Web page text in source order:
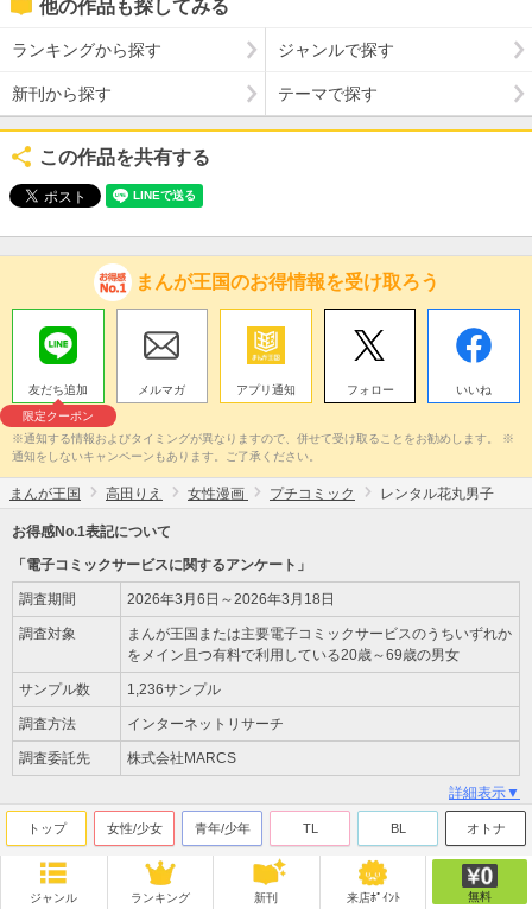
他の作品も探してみる
ランキングから探す ジャンルで探す
新刊から探す テーマで探す
この作品を共有する
まんが王国のお得情報を受け取ろう
友だち追加
限定クーポン
メルマガ アプリ通知 フォロー いいね
※通知する情報およびタイミングが異なりますので、併せて受け取ることをお勧めします。 ※
通知をしないキャンペーンもあります。ご了承ください。
まんが王国 高田りえ 女性漫画 プチコミック レンタル花丸男子
お得感No.1表記について
「電子コミックサービスに関するアンケート」
調査期間 2026年3月6日～2026年3月18日
調査対象
まんが王国または主要電子コミックサービスのうちいずれか
をメイン且つ有料で利用している20歳～69歳の男女
サンプル数 1,236サンプル
調査方法 インターネットリサーチ
調査委託先 株式会社MARCS
詳細表示▼
トップ 女性/少女 青年/少年 TL BL オトナ
ジャンル ランキング 新刊 来店ﾎﾟｲﾝﾄ 無料